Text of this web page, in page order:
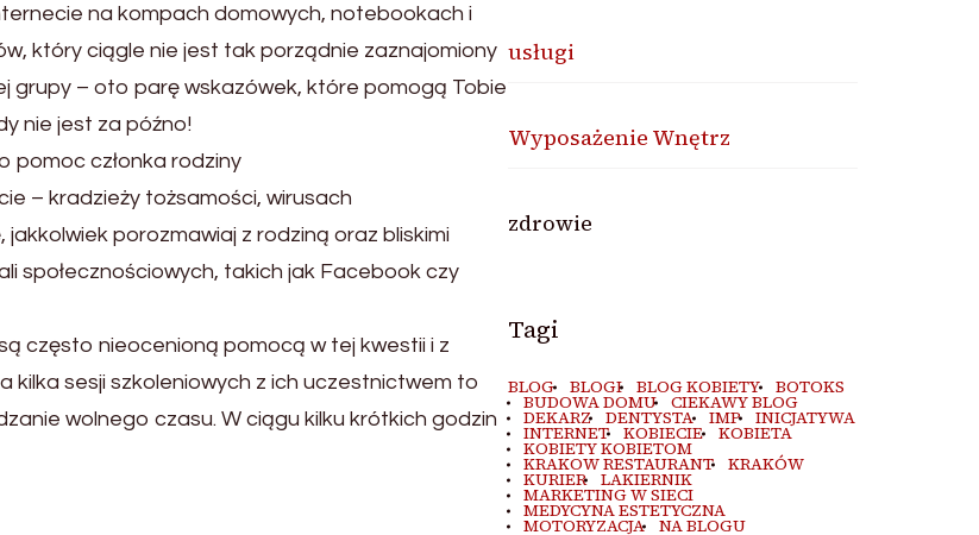
na kompach domowych, notebookach i
który ciągle nie jest tak porządnie zaznajomiony
grupy – oto parę wskazówek, które pomogą Tobie
nie jest za późno!
pomoc członka rodziny
– kradzieży tożsamości, wirusach
porozmawiaj z rodziną oraz bliskimi
społecznościowych, takich jak Facebook czy
często nieocenioną pomocą w tej kwestii i z
sesji szkoleniowych z ich uczestnictwem to
wolnego czasu. W ciągu kilku krótkich godzin
usługi
Wyposażenie Wnętrz
zdrowie
Tagi
BLOG BLOGI BLOG KOBIETY BOTOKS
BUDOWA DOMU CIEKAWY BLOG
DEKARZ DENTYSTA IMP INICJATYWA
INTERNET KOBIECIE KOBIETA
KOBIETY KOBIETOM
KRAKOW RESTAURANT KRAKÓW
KURIER LAKIERNIK
MARKETING W SIECI
MEDYCYNA ESTETYCZNA
MOTORYZACJA NA BLOGU